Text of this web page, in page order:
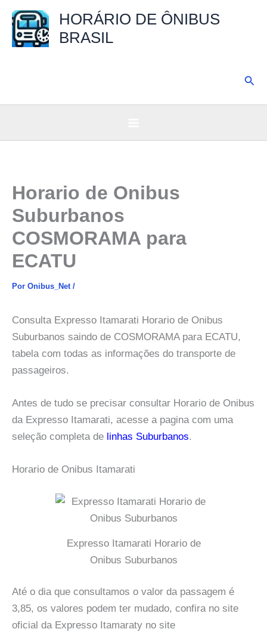
para
HORÁRIO DE ÔNIBUS
BRASIL
Horario de Onibus
Suburbanos
COSMORAMA para
ECATU
Por Onibus_Net /
Consulta Expresso Itamarati Horario de Onibus
Suburbanos saindo de COSMORAMA para ECATU,
tabela com todas as informações do transporte de
passageiros.
Antes de tudo se precisar consultar Horario de Onibus
da Expresso Itamarati, acesse a pagina com uma
seleção completa de linhas Suburbanos.
Horario de Onibus Itamarati
Expresso Itamarati Horario de
Onibus Suburbanos
Até o dia que consultamos o valor da passagem é
3,85, os valores podem ter mudado, confira no site
oficial da Expresso Itamaraty no site